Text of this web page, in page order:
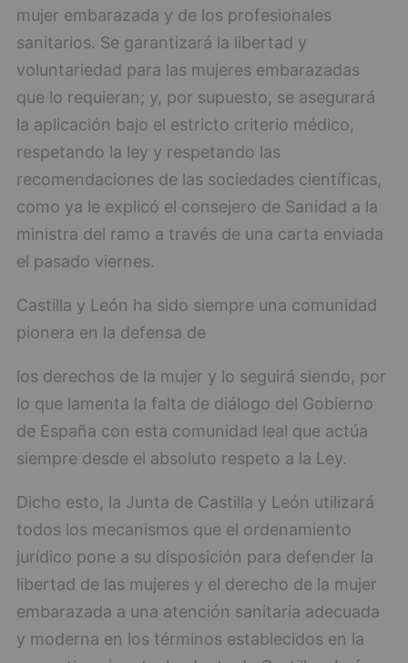
mujer embarazada y de los profesionales
sanitarios. Se garantizará la libertad y
voluntariedad para las mujeres embarazadas
que lo requieran; y, por supuesto, se asegurará
la aplicación bajo el estricto criterio médico,
respetando la ley y respetando las
recomendaciones de las sociedades científicas,
como ya le explicó el consejero de Sanidad a la
ministra del ramo a través de una carta enviada
el pasado viernes.
Castilla y León ha sido siempre una comunidad
pionera en la defensa de
los derechos de la mujer y lo seguirá siendo, por
lo que lamenta la falta de diálogo del Gobierno
de España con esta comunidad leal que actúa
siempre desde el absoluto respeto a la Ley.
Dicho esto, la Junta de Castilla y León utilizará
todos los mecanismos que el ordenamiento
jurídico pone a su disposición para defender la
libertad de las mujeres y el derecho de la mujer
embarazada a una atención sanitaria adecuada
y moderna en los términos establecidos en la